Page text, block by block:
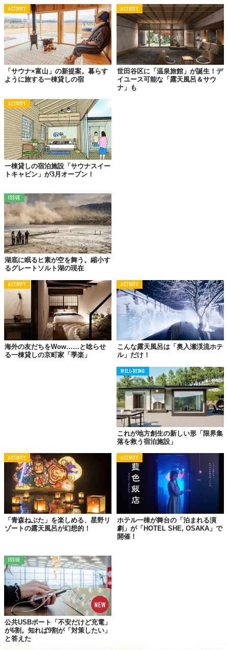
る。
もともと、同施設は今年3月に営業認可を取得しソフトオープンし
ていたが、新型コロナウイルスによる影響を考慮し、積極的な販
売促進を控えていた。大阪市の自粛要請が緩和されたことを受
け、このたび本格的に営業する運びとなったわけだ。
一棟貸しでほかのゲストと接する機会がないというのは、コロナ
禍では大変心強い。大阪の中心にいながら、贅沢なリラックスタ
イムを過ごそう。
©株式会社ファンバウンド
ACTIVITY
「サウナ×富山」の新提案。暮らす
ように旅する一棟貸しの宿
ACTIVITY
世田谷区に「温泉旅館」が誕生！デ
イユース可能な「露天風呂＆サウ
ナ」も
ACTIVITY
一棟貸しの宿泊施設「サウナスイー
トキャビン」が3月オープン！
ISSUE
湖底に眠るヒ素が空を舞う。縮小す
るグレートソルト湖の現在
ACTIVITY
海外の友だちをWow……と唸らせ
る一棟貸しの京町家「季楽」
ACTIVITY
こんな露天風呂は「奥入瀬渓流ホテ
ル」だけ！
WELL-BEING
これが地方創生の新しい形「限界集
落を救う宿泊施設」
ACTIVITY
「青森ねぶた」を楽しめる、星野リ
ゾートの露天風呂が幻想的！
ACTIVITY
ホテル一棟が舞台の「泊まれる演
劇」が「HOTEL SHE, OSAKA」で
開催！
ISSUE
公共USBポート「不安だけど充電」
が6割。知れば9割が「対策したい」
と答えた